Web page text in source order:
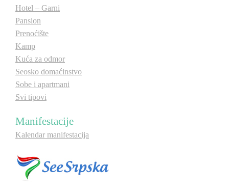
Otkrij Srpsku
Hotel – Garni
Pansion
Prenoćište
Kamp
Kuća za odmor
Seosko domaćinstvo
Sobe i apartmani
Svi tipovi
Manifestacije
Kalendar manifestacija